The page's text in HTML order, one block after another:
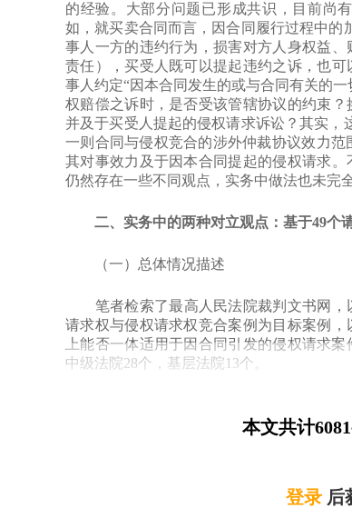
的经验。大部分问题已形成共识，目前尚
如，就买卖合同而言，因合同履行过程中的
事人一方的违约行为，损害对方人身权益
责任），买受人既可以提起违约之诉，也
事人约定“因本合同发生的或与合同有关的
权赔偿之诉时，是否受该管辖协议的约束
并及于买受人提起的侵权请求诉讼？其实，
一则合同与侵权竞合的涉外仲裁协议效力
其对事效力及于因本合同提起的侵权请求
仍然存在一些不同观点，实务中做法也未完
二、实务中的两种对立观点：基于49个
（一）总体情况描述
笔者检索了最高人民法院裁判文书网，
请求权与侵权请求权竞合案例为目标案例
上能否一体适用于因合同引发的侵权请求
中级法院28个，基层法院13个。
本文共计
登录后